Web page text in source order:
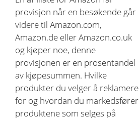
provisjon når en besøkende går
videre til Amazon.com,
Amazon.de eller Amazon.co.uk
og kjøper noe, denne
provisjonen er en prosentandel
av kjøpesummen. Hvilke
produkter du velger å reklamere
for og hvordan du markedsfører
produktene som selges på